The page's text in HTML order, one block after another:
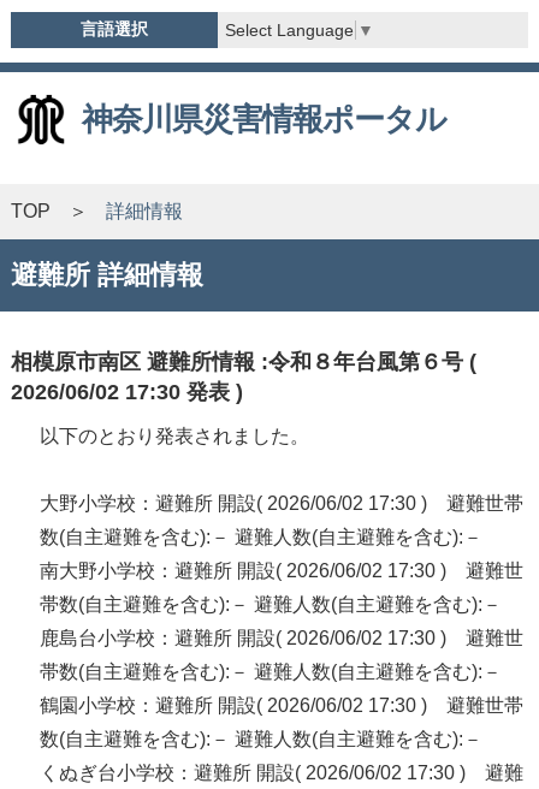
言語選択 Select Language ▼
神奈川県災害情報ポータル
TOP 詳細情報
避難所 詳細情報
相模原市南区 避難所情報 :令和８年台風第６号 (
2026/06/02 17:30 発表 )
以下のとおり発表されました。
大野小学校：避難所 開設( 2026/06/02 17:30 ) 避難世帯
数(自主避難を含む):－ 避難人数(自主避難を含む):－
南大野小学校：避難所 開設( 2026/06/02 17:30 ) 避難世
帯数(自主避難を含む):－ 避難人数(自主避難を含む):－
鹿島台小学校：避難所 開設( 2026/06/02 17:30 ) 避難世
帯数(自主避難を含む):－ 避難人数(自主避難を含む):－
鶴園小学校：避難所 開設( 2026/06/02 17:30 ) 避難世帯
数(自主避難を含む):－ 避難人数(自主避難を含む):－
くぬぎ台小学校：避難所 開設( 2026/06/02 17:30 ) 避難